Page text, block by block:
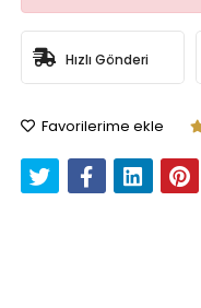
Hızlı Gönderi
Favorilerime ekle